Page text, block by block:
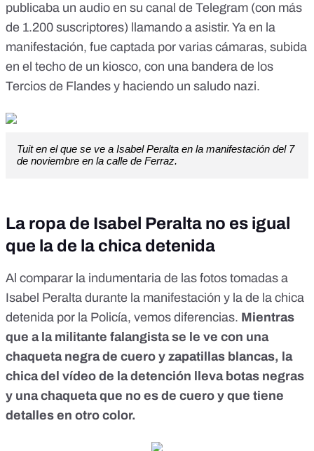
publicaba un audio en su canal de Telegram (con más
de 1.200 suscriptores) llamando a asistir. Ya en la
manifestación, fue captada por varias cámaras, subida
en el techo de un kiosco, con una bandera de los
Tercios de Flandes y haciendo un saludo nazi.
Tuit en el que se ve a Isabel Peralta en la manifestación del 7
de noviembre en la calle de Ferraz.
La ropa de Isabel Peralta no es igual
que la de la chica detenida
Al comparar la indumentaria de las fotos tomadas a
Isabel Peralta durante la manifestación y la de la chica
detenida por la Policía, vemos diferencias. Mientras
que a la militante falangista se le ve con una
chaqueta negra de cuero y zapatillas blancas, la
chica del vídeo de la detención lleva botas negras
y una chaqueta que no es de cuero y que tiene
detalles en otro color.